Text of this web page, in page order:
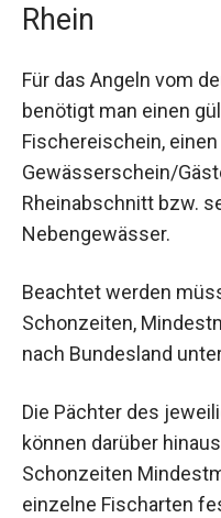
Rhein
Für das Angeln vom
benötigt man einen
Fischereischein,
Gewässerschein/
Rheinabschnitt bzw.
Nebengewässer.
Beachtet werden
Schonzeiten,
nach Bundesland
Die Pächter des
können darüber
Schonzeiten
einzelne Fischarten